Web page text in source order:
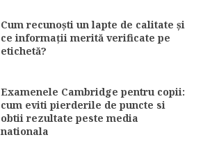
Cum recunoști un lapte de calitate și
ce informații merită verificate pe
etichetă?
Examenele Cambridge pentru copii:
cum eviti pierderile de puncte si
obtii rezultate peste media
nationala